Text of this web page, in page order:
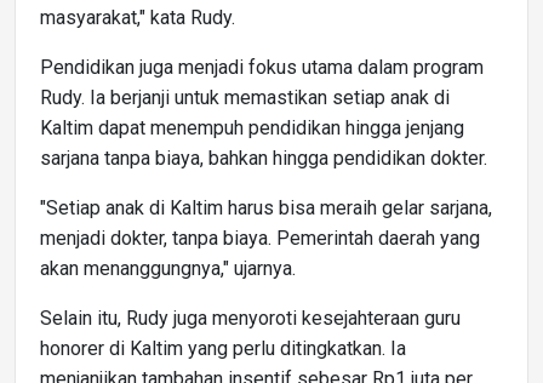
masyarakat," kata Rudy.
Pendidikan juga menjadi fokus utama dalam program
Rudy. Ia berjanji untuk memastikan setiap anak di
Kaltim dapat menempuh pendidikan hingga jenjang
sarjana tanpa biaya, bahkan hingga pendidikan dokter.
"Setiap anak di Kaltim harus bisa meraih gelar sarjana,
menjadi dokter, tanpa biaya. Pemerintah daerah yang
akan menanggungnya," ujarnya.
Selain itu, Rudy juga menyoroti kesejahteraan guru
honorer di Kaltim yang perlu ditingkatkan. Ia
menjanjikan tambahan insentif sebesar Rp1 juta per